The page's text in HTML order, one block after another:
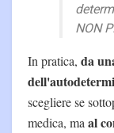
NON
In pratica, da
scegliere se
medica, maal